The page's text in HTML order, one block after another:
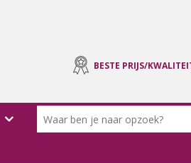
BESTE PRIJS/